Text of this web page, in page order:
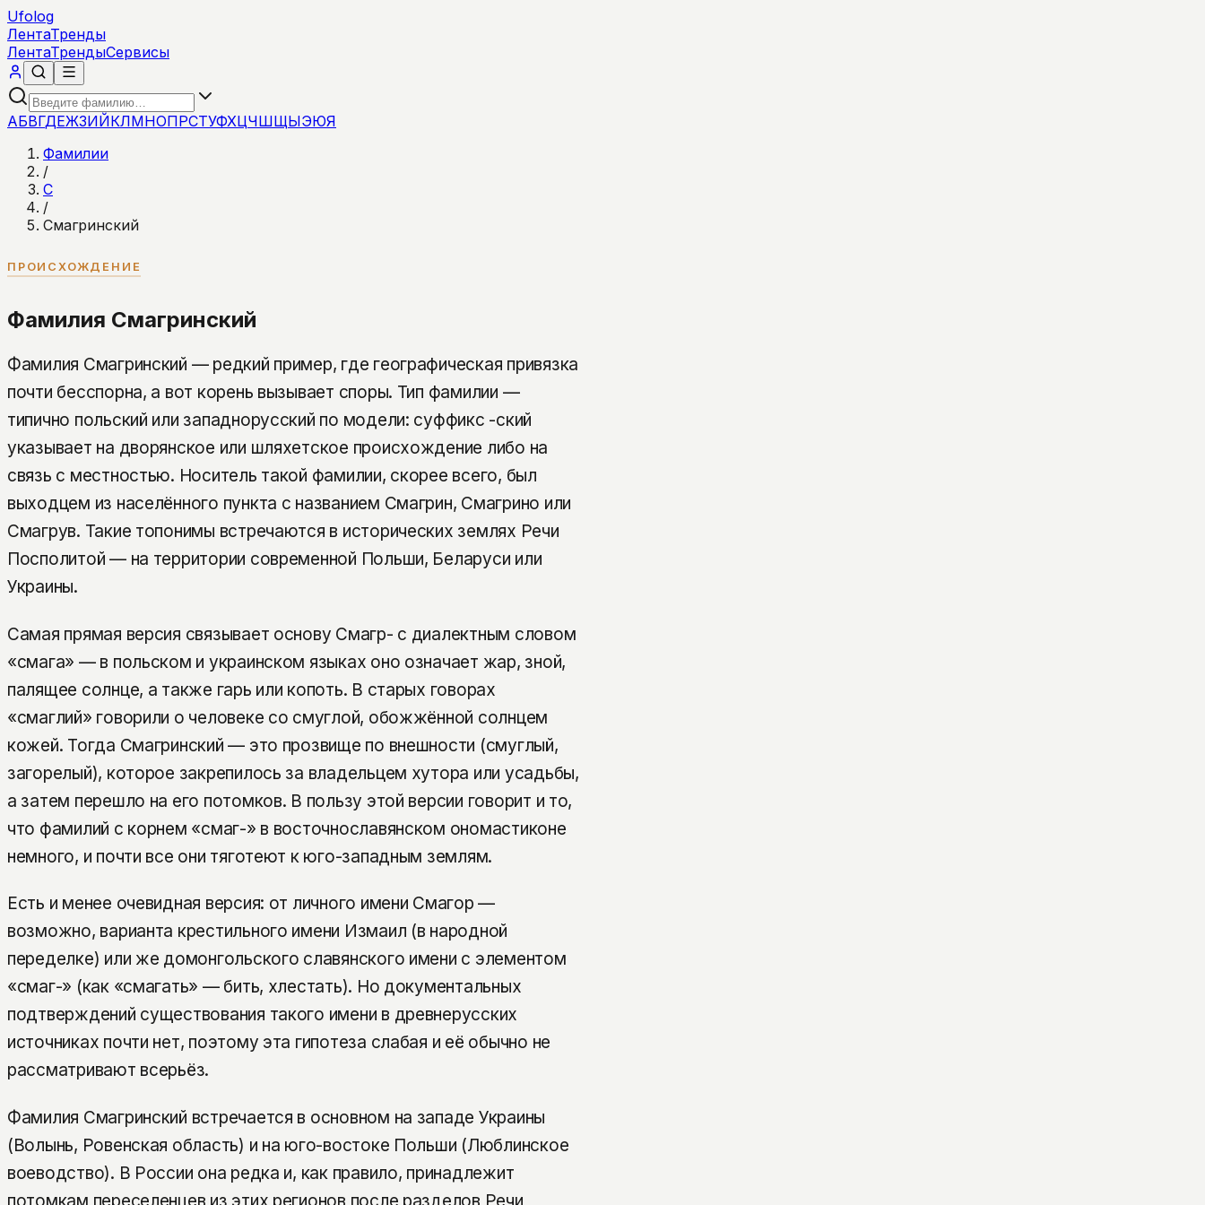
Ufolog
ЛентаТренды
ЛентаТрендыСервисы
АБВГДЕЖЗИЙКЛМНОПРСТУФХЦЧШЩЫЭЮЯ
Фамилии
/
С
/
Смагринский
ПРОИСХОЖДЕНИЕ
Фамилия Смагринский
Фамилия Смагринский — редкий пример, где географическая привязка
почти бесспорна, а вот корень вызывает споры. Тип фамилии —
типично польский или западнорусский по модели: суффикс -ский
указывает на дворянское или шляхетское происхождение либо на
связь с местностью. Носитель такой фамилии, скорее всего, был
выходцем из населённого пункта с названием Смагрин, Смагрино или
Смагрув. Такие топонимы встречаются в исторических землях Речи
Посполитой — на территории современной Польши, Беларуси или
Украины.
Самая прямая версия связывает основу Смагр- с диалектным словом
«смага» — в польском и украинском языках оно означает жар, зной,
палящее солнце, а также гарь или копоть. В старых говорах
«смаглий» говорили о человеке со смуглой, обожжённой солнцем
кожей. Тогда Смагринский — это прозвище по внешности (смуглый,
загорелый), которое закрепилось за владельцем хутора или усадьбы,
а затем перешло на его потомков. В пользу этой версии говорит и то,
что фамилий с корнем «смаг-» в восточнославянском ономастиконе
немного, и почти все они тяготеют к юго-западным землям.
Есть и менее очевидная версия: от личного имени Смагор —
возможно, варианта крестильного имени Измаил (в народной
переделке) или же домонгольского славянского имени с элементом
«смаг-» (как «смагать» — бить, хлестать). Но документальных
подтверждений существования такого имени в древнерусских
источниках почти нет, поэтому эта гипотеза слабая и её обычно не
рассматривают всерьёз.
Фамилия Смагринский встречается в основном на западе Украины
(Волынь, Ровенская область) и на юго-востоке Польши (Люблинское
воеводство). В России она редка и, как правило, принадлежит